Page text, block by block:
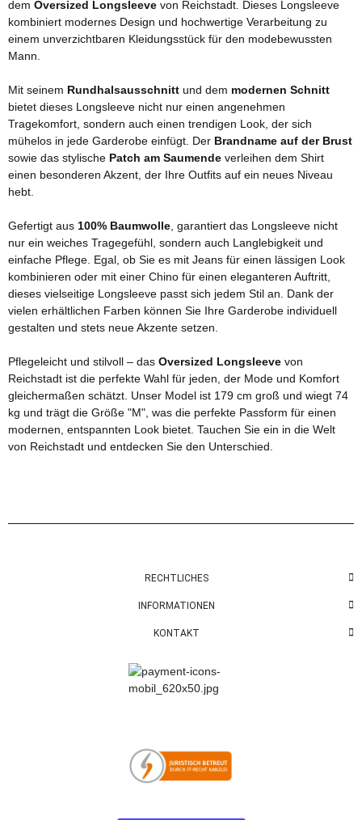
dem Oversized Longsleeve von Reichstadt. Dieses Longsleeve
kombiniert modernes Design und hochwertige Verarbeitung zu
einem unverzichtbaren Kleidungsstück für den modebewussten
Mann.
Mit seinem Rundhalsausschnitt und dem modernen Schnitt
bietet dieses Longsleeve nicht nur einen angenehmen
Tragekomfort, sondern auch einen trendigen Look, der sich
mühelos in jede Garderobe einfügt. Der Brandname auf der Brust
sowie das stylische Patch am Saumende verleihen dem Shirt
einen besonderen Akzent, der Ihre Outfits auf ein neues Niveau
hebt.
Gefertigt aus 100% Baumwolle , garantiert das Longsleeve nicht
nur ein weiches Tragegefühl, sondern auch Langlebigkeit und
einfache Pflege. Egal, ob Sie es mit Jeans für einen lässigen Look
kombinieren oder mit einer Chino für einen eleganteren Auftritt,
dieses vielseitige Longsleeve passt sich jedem Stil an. Dank der
vielen erhältlichen Farben können Sie Ihre Garderobe individuell
gestalten und stets neue Akzente setzen.
Pflegeleicht und stilvoll – das Oversized Longsleeve von
Reichstadt ist die perfekte Wahl für jeden, der Mode und Komfort
gleichermaßen schätzt. Unser Model ist 179 cm groß und wiegt 74
kg und trägt die Größe "M", was die perfekte Passform für einen
modernen, entspannten Look bietet. Tauchen Sie ein in die Welt
von Reichstadt und entdecken Sie den Unterschied.
RECHTLICHES
INFORMATIONEN
KONTAKT